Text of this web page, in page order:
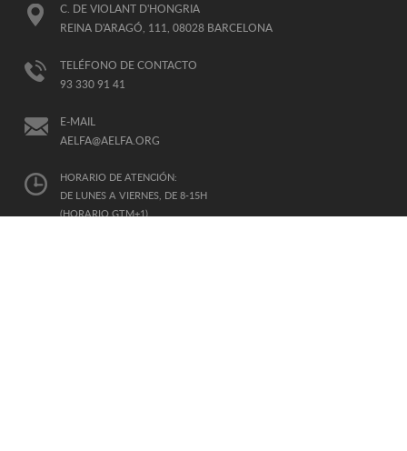
C. DE VIOLANT D'HONGRIA
REINA D'ARAGÓ, 111, 08028 BARCELONA
TELÉFONO DE CONTACTO
93 330 91 41
E-MAIL
AELFA@AELFA.ORG
HORARIO DE ATENCIÓN:
DE LUNES A VIERNES, DE 8-15H
(HORARIO GTM+1)